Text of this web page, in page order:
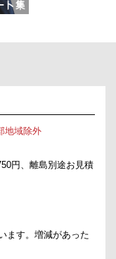
地域除外
円、離島別途お見積
ます。増減があった